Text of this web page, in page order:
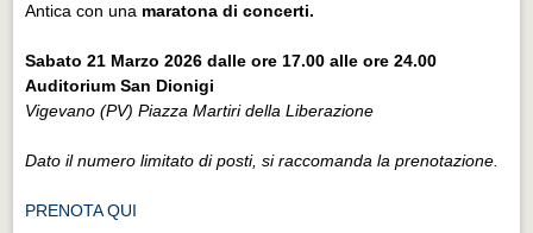
Antica con una maratona di concerti.
Sabato 21 Marzo 2026 dalle ore 17.00 alle ore 24.00
Auditorium San Dionigi
Vigevano (PV) Piazza Martiri della Liberazione
Dato il numero limitato di posti, si raccomanda la prenotazione.
PRENOTA QUI